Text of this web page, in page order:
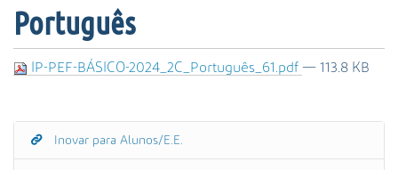
u
s
a
v
Português
IP-PEF-BÁSICO-2024_2C_Português_61.pdf — 113.8 KB
N
Inovar para Alunos/E.E.